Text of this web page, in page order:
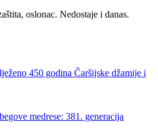
oslonac. Nedostaje i danas.
450 godina Čaršijske džamije i
medrese: 381. generacija